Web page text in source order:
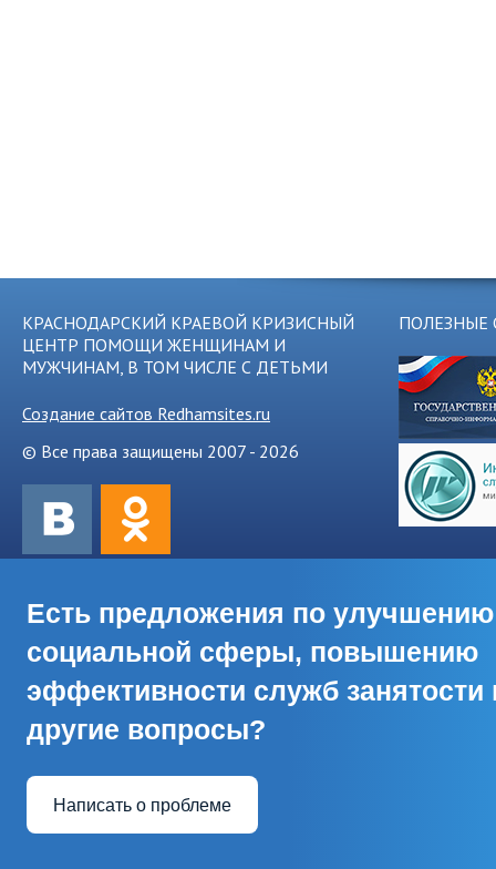
КРАСНОДАРСКИЙ КРАЕВОЙ КРИЗИСНЫЙ
ЦЕНТР ПОМОЩИ ЖЕНЩИНАМ И
МУЖЧИНАМ, В ТОМ ЧИСЛЕ С ДЕТЬМИ
Создание сайтов Redhamsites.ru
© Все права защищены 2007 - 2026
ПОЛЕЗНЫЕ
Есть предложения по улучшению
социальной сферы, повышению
эффективности служб занятости
другие вопросы?
Написать о проблеме